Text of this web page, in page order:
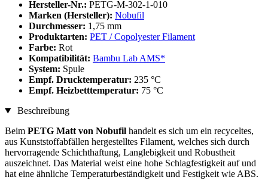
Hersteller-Nr.: PETG-M-302-1-010
Marken (Hersteller): Nobufil
Durchmesser: 1,75 mm
Produktarten: PET / Copolyester Filament
Farbe: Rot
Kompatibilität: Bambu Lab AMS*
System: Spule
Empf. Drucktemperatur: 235 °C
Empf. Heizbetttemperatur: 75 °C
Beschreibung
Beim PETG Matt von Nobufil handelt es sich um ein recyceltes,
aus Kunststoffabfällen hergestelltes Filament, welches sich durch
hervorragende Schichthaftung, Langlebigkeit und Robustheit
auszeichnet. Das Material weist eine hohe Schlagfestigkeit auf und
hat eine ähnliche Temperaturbeständigkeit und Festigkeit wie ABS.